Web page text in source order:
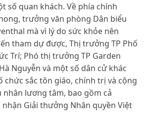
số quan khách. Về phía chính
trưởng văn phòng Dân biểu
mà vì lý do sức khỏe nên
tham dự được, Thị trưởng TP Phố
Trí; Phó thị trưởng TP Garden
Nguyễn và một số dân cử khác
chức sắc tôn giáo, chính trị và cộng
nhân lương tâm, bao gồm cả
Giải thưởng Nhân quyền Việt